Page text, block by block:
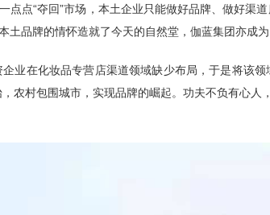
点点“夺回”市场，本土企业只能做好品牌、做好渠
土品牌的情怀造就了今天的自然堂，伽蓝集团亦成为
业在化妆品专营店渠道领域缺少布局，于是将该
农村包围城市，实现品牌的崛起。功夫不负有心